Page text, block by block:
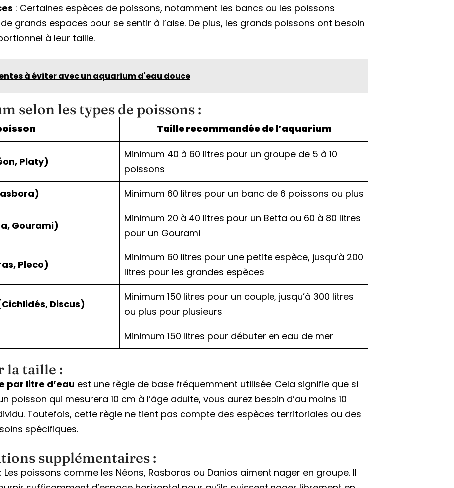
: Certaines espèces de poissons, notamment les bancs ou les poissons
grands espaces pour se sentir à l’aise. De plus, les grands poissons ont besoin
à leur taille.
à éviter avec un aquarium d'eau douce
selon les types de poissons :
Taille recommandée de l’aquarium
Platy)
Minimum 40 à 60 litres pour un groupe de 5 à 10
poissons
Minimum 60 litres pour un banc de 6 poissons ou plus
Gourami)
Minimum 20 à 40 litres pour un Betta ou 60 à 80 litres
pour un Gourami
Pleco)
Minimum 60 litres pour une petite espèce, jusqu’à 200
litres pour les grandes espèces
Discus)
Minimum 150 litres pour un couple, jusqu’à 300 litres
ou plus pour plusieurs
Minimum 150 litres pour débuter en eau de mer
la taille :
par litre d’eau est une règle de base fréquemment utilisée. Cela signifie que si
poisson qui mesurera 10 cm à l’âge adulte, vous aurez besoin d’au moins 10
Toutefois, cette règle ne tient pas compte des espèces territoriales ou des
spécifiques.
supplémentaires :
: Les poissons comme les Néons, Rasboras ou Danios aiment nager en groupe. Il